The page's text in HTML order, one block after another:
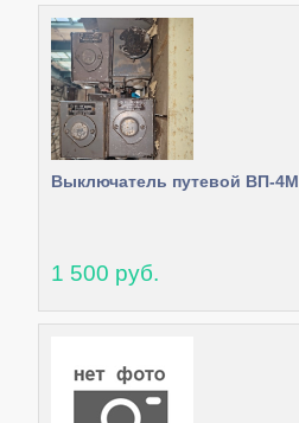
Выключатель путевой ВП-4М
1 500 руб.